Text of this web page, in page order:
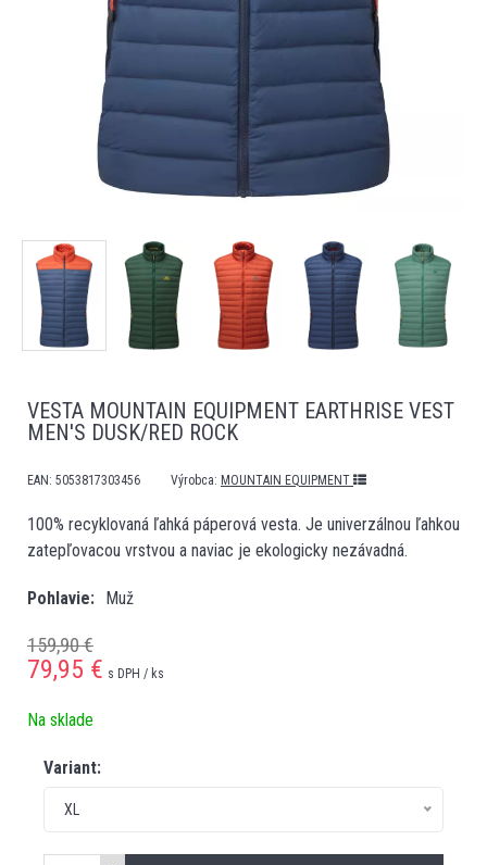
VESTA MOUNTAIN EQUIPMENT EARTHRISE VEST
MEN'S DUSK/RED ROCK
EAN: 5053817303456 Výrobca: MOUNTAIN EQUIPMENT
100% recyklovaná ľahká páperová vesta. Je univerzálnou ľahkou
zatepľovacou vrstvou a naviac je ekologicky nezávadná.
Pohlavie Muž
159,90 €
79,95 € s DPH / ks
Na sklade
Variant:
XL